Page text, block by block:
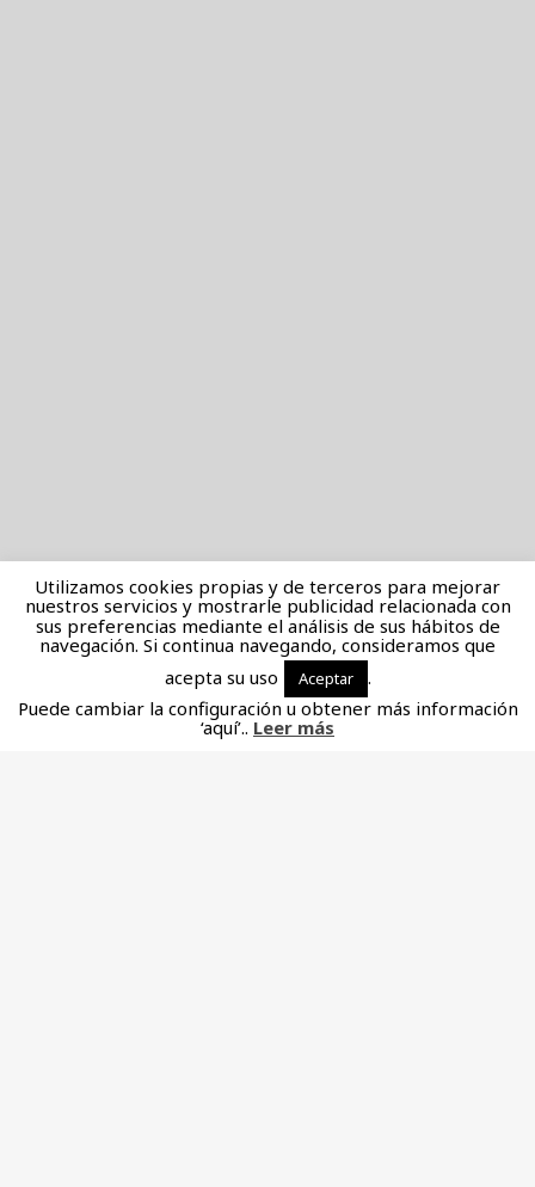
Utilizamos cookies propias y de terceros para mejorar
nuestros servicios y mostrarle publicidad relacionada con
sus preferencias mediante el análisis de sus hábitos de
navegación. Si continua navegando, consideramos que
acepta su uso
Aceptar
.
Puede cambiar la configuración u obtener más información
‘aquí’.. Leer más